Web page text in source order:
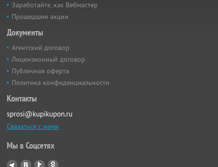
Заработайте, как Вебмастер
Прошедшие акции
Документы
Агентский договор
Лицензионный договор
Публичная оферта
Политика конфиденциальности
Контакты
sprosi@kupikupon.ru
Связаться с нами
Мы в Соцсетях